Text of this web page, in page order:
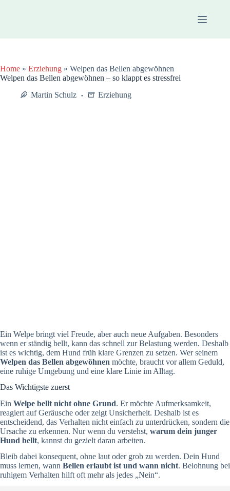
Home » Erziehung » Welpen das Bellen abgewöhnen
Welpen das Bellen abgewöhnen – so klappt es stressfrei
Martin Schulz
Erziehung
Ein Welpe bringt viel Freude, aber auch neue Aufgaben. Besonders
wenn er ständig bellt, kann das schnell zur Belastung werden. Deshalb
ist es wichtig, dem Hund früh klare Grenzen zu setzen. Wer seinem
Welpen das Bellen abgewöhnen möchte, braucht vor allem Geduld,
eine ruhige Umgebung und eine klare Linie im Alltag.
Das Wichtigste zuerst
Ein Welpe bellt nicht ohne Grund. Er möchte Aufmerksamkeit,
reagiert auf Geräusche oder zeigt Unsicherheit. Deshalb ist es
entscheidend, das Verhalten nicht einfach zu unterdrücken, sondern die
Ursache zu erkennen. Nur wenn du verstehst, warum dein junger
Hund bellt, kannst du gezielt daran arbeiten.
Bleib dabei konsequent, ohne laut oder grob zu werden. Dein Hund
muss lernen, wann Bellen erlaubt ist und wann nicht. Belohnung bei
ruhigem Verhalten hilft oft mehr als jedes „Nein“.